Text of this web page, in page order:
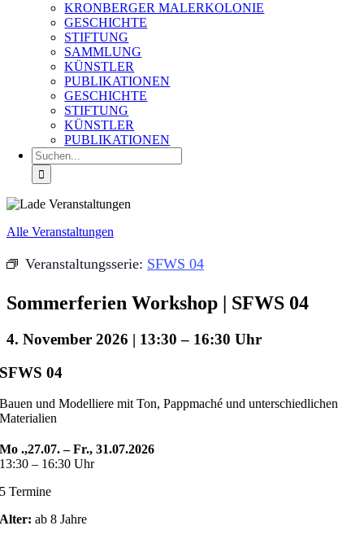
KRONBERGER MALERKOLONIE
GESCHICHTE
STIFTUNG
SAMMLUNG
KÜNSTLER
PUBLIKATIONEN
GESCHICHTE
STIFTUNG
KÜNSTLER
PUBLIKATIONEN
Suche
nach:
Alle Veranstaltungen
Veranstaltungsserie: SFWS 04
Sommerferien Workshop | SFWS 04
4. November 2026 | 13:30 – 16:30
SFWS 04
Bauen und Modelliere mit Ton, Pappmaché und unterschiedlichen
Materialien
Mo .,27.07. – Fr., 31.07.2026
13:30 – 16:30 Uhr
5 Termine
Alter: ab 8 Jahre